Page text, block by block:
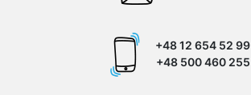
+48 12 654 52 99
+48 500 460 255